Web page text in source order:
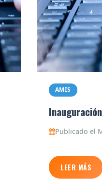
AMIS
Publicado el
LEER MÁS